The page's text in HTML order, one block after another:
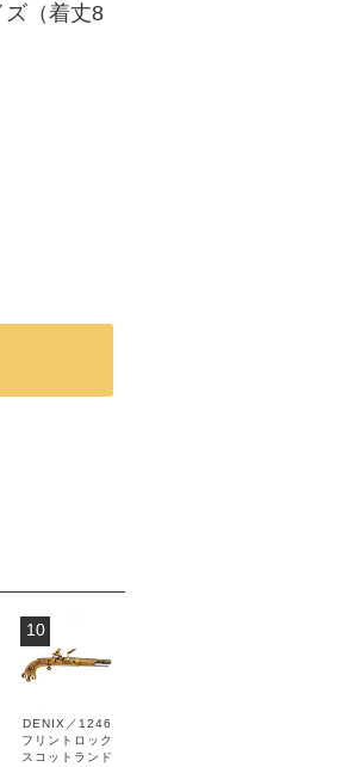
（着丈8
10
DENIX／1246
フリントロック
スコットランド